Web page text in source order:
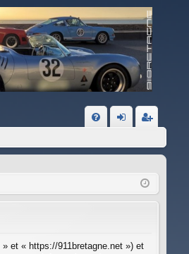
on
pti
on
et « https://911bretagne.net ») et